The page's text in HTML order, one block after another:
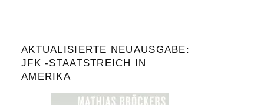
AKTUALISIERTE NEUAUSGABE:
JFK -STAATSTREICH IN
AMERIKA